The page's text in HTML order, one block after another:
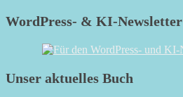
WordPress- & KI-Newsletter
Unser aktuelles Buch